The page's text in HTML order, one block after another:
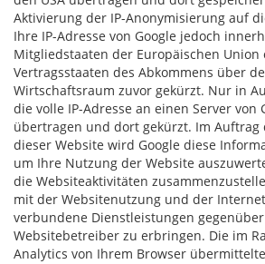
Aktivierung der IP-Anonymisierung auf
Ihre IP-Adresse von Google jedoch
Mitgliedstaaten der Europäischen
Vertragsstaaten des Abkommens über
Wirtschaftsraum zuvor gekürzt. Nur in
die volle IP-Adresse an einen Server von
übertragen und dort gekürzt. Im Auftrag
dieser Website wird Google diese
um Ihre Nutzung der Website
die Websiteaktivitäten
mit der Websitenutzung und der
verbundene Dienstleistungen
Websitebetreiber zu erbringen. Die im
Analytics von Ihrem Browser